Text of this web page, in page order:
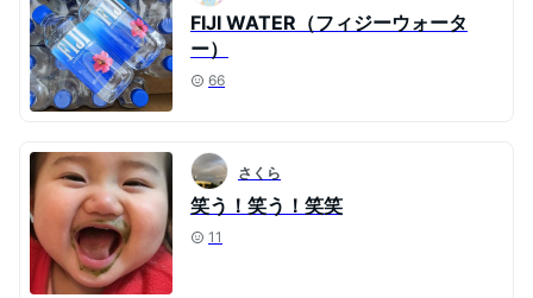
FIJI WATER（フィジーウォータ
ー）
66
さくら
笑う！笑う！笑笑
11